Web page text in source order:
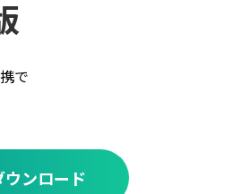
で
ウンロード